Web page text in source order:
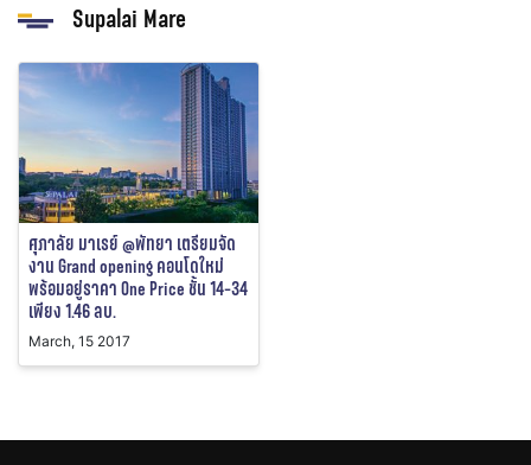
Supalai Mare
ศุภาลัย มาเรย์ @พัทยา เตรียมจัด
งาน Grand opening คอนโดใหม่
พร้อมอยู่ราคา One Price ชั้น 14-34
เพียง 1.46 ลบ.
March, 15 2017